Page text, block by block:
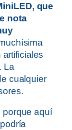
que
nota
La
cualquier
porque aquí